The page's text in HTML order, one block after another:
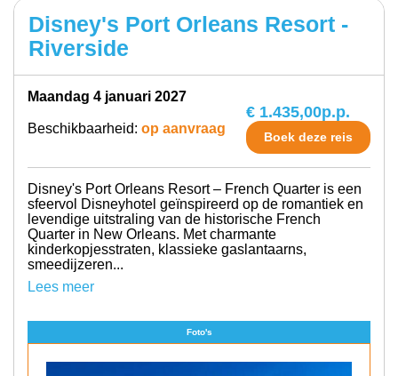
Disney's Port Orleans Resort -
Riverside
maandag 4 januari 2027
Beschikbaarheid: op aanvraag
€ 1.435,00p.p.
Boek deze reis
Disney's Port Orleans Resort – French Quarter is een
sfeervol Disneyhotel geïnspireerd op de romantiek en
levendige uitstraling van de historische French
Quarter in New Orleans. Met charmante
kinderkopjesstraten, klassieke gaslantaarns,
smeedijzeren...
Lees meer
Foto's